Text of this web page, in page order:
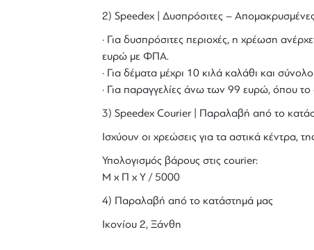
2) Speedex | Δυσπρόσιτες –
· Για δυσπρόσιτες περιοχές, η χρέωση
ευρώ με ΦΠΑ.
· Για δέματα μέχρι 10 κιλά καλάθι και
· Για παραγγελίες άνω των 99 ευρώ, όπου
3) Speedex Courier | Παραλαβή από το
Ισχύουν οι χρεώσεις για τα αστικά κέντρα,
Υπολογισμός βάρους στις courier:
Μ x Π x Y / 5000
4) Παραλαβή από το κατάστημά μας
Ικονίου 2, Ξάνθη